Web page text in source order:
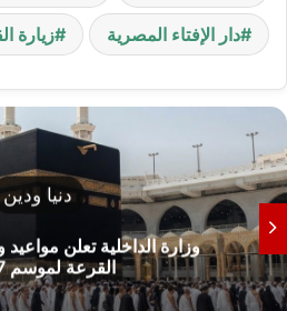
دار الإفتاء المصرية زيارة
دنيا ودين
وزارة الداخلية تعلن
القرعة لموسم 2027